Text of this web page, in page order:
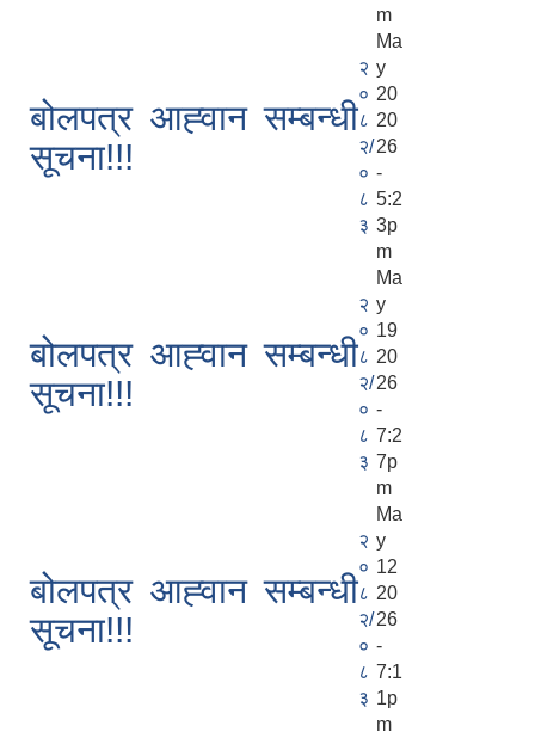
m
बोलपत्र आह्‍वान सम्बन्धी
सूचना!!!
२
०
८
२/
०
८
३
Ma
y
20
20
26
-
5:2
3p
m
बोलपत्र आह्‍वान सम्बन्धी
सूचना!!!
२
०
८
२/
०
८
३
Ma
y
19
20
26
-
7:2
7p
m
बोलपत्र आह्‍वान सम्बन्धी
सूचना!!!
२
०
८
२/
०
८
३
Ma
y
12
20
26
-
7:1
1p
m